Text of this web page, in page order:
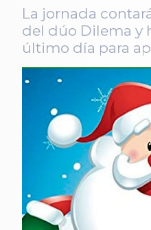
La jornada
del dúo Dilema y
último día para